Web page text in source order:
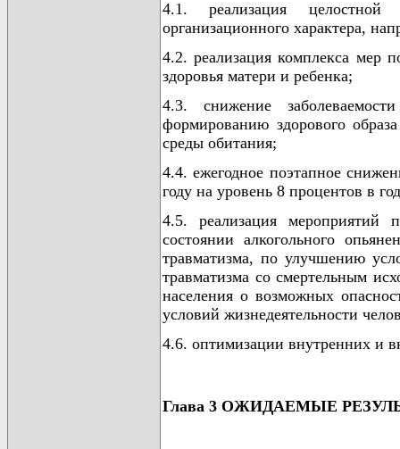
4.1. реализация целостной
организационного характера,
4.2. реализация комплекса мер
здоровья матери и ребенка;
4.3. снижение
формированию здорового
среды обитания;
4.4. ежегодное поэтапное
году на уровень 8 процентов в
4.5. реализация мероприятий
состоянии алкогольного
травматизма, по улучшению
травматизма со смертельным
населения о возможных
условий жизнедеятельности
4.6. оптимизации внутренних и
Глава 3 ОЖИДАЕМЫЕ